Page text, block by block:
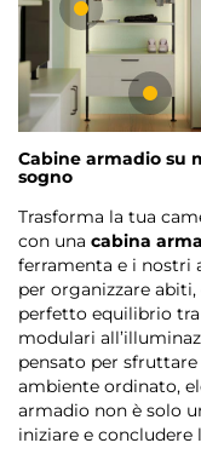
Cabine armadio su
sogno
Trasforma la tua
con una cabina
ferramenta e i nostri
per organizzare
perfetto equilibrio
modulari
pensato per
ambiente ordinato,
armadio non è solo
iniziare e concludere